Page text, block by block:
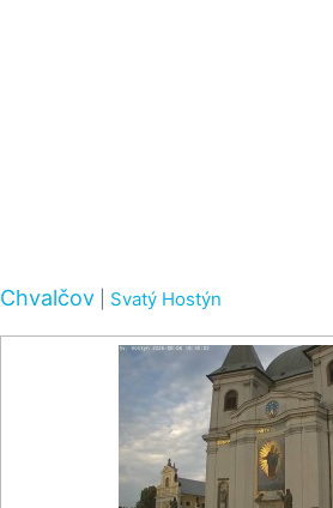
Chvalčov Svatý Hostýn